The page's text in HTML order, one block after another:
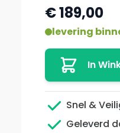
€ 189,00
levering
In
Snel &
Geleverd